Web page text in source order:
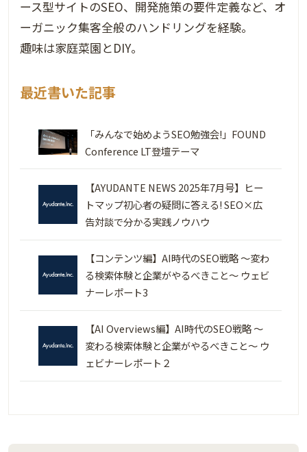
ース型サイトのSEO、開発施策の要件定義など、オ
ーガニック集客全般のハンドリングを経験。
趣味は家庭菜園とDIY。
最近書いた記事
「みんなで始めようSEO勉強会!」FOUND
Conference LT登壇テーマ
【AYUDANTE NEWS 2025年7月号】ヒー
トマップ初心者の疑問に答える! SEO×広
告対談で分かる実践ノウハウ
【コンテンツ編】AI時代のSEO戦略 ～変わ
る検索体験と企業がやるべきこと～ ウェビ
ナーレポート3
【AI Overviews編】AI時代のSEO戦略 ～
変わる検索体験と企業がやるべきこと～ ウ
ェビナーレポート２